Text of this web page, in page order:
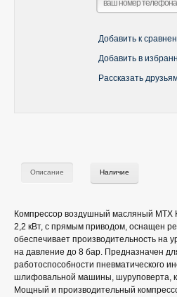
Добавить к
Добавить в
Рассказать
Описание Наличие
Компрессор воздушный масляный
2,2 кВт, с прямым приводом, оснащен
обеспечивает производительность на
на давление до 8 бар. Предназначен
работоспособности пневматического
шлифовальной машины, шуруповерта,
Мощный и производительный